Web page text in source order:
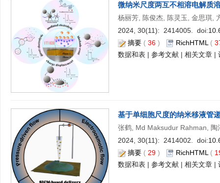
微纳米尺度两互不相溶电解质
杨丽芳, 陈俊杰, 陈灵玉, 金思琪,
2024, 30(11): 2414005. doi:
摘要( 36) RichHTML (
数据和表 | 参考文献| 相关文章|
基于单细胞尺度的纳米移液管
张鹤, Md Maksudur Rahman,
2024, 30(11): 2414002. doi:
摘要( 29) RichHTML (
数据和表 | 参考文献| 相关文章|